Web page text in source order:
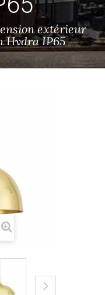
extérieur
Hydra IP65